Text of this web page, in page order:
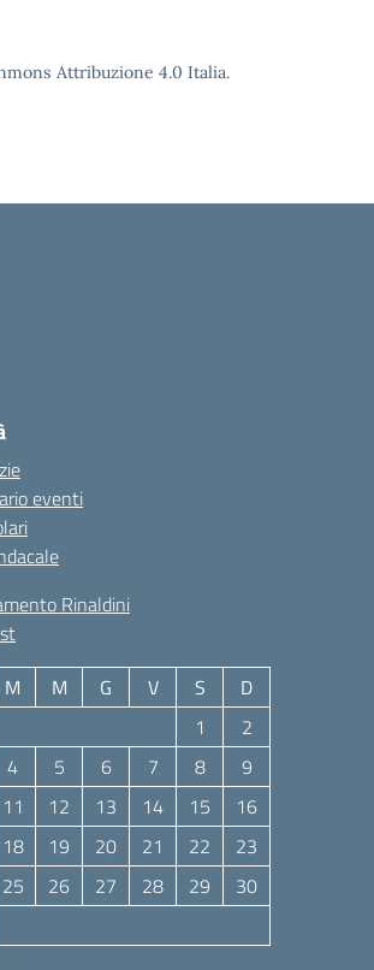
Attribuzione 4.0 Italia.
eventi
Rinaldini
M M G V S
D
1
2
4 5 6 7 8
9
11 12 13 14 15
16
18 19 20 21 22
23
25 26 27 28 29
30